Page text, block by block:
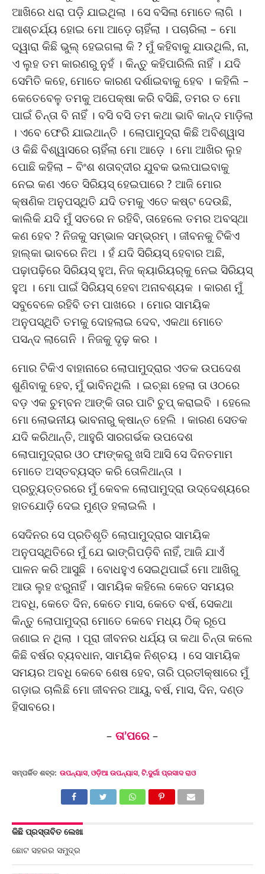
ଆଖିରେ ଧରା ପଡ଼ି ଯାଇଥିଲା । ସେ ବସିଲା ମୋତେ ଲାଗି ।
ଆଶ୍ଚର୍ଯ୍ୟ ହୋଇ ମୋ ଆଡ଼େ ଚାହିଁଲା । ପଚାରିଲା – ମୋ
ଦ୍ୱାରା କିଛି ଭୁଲ୍ ହେଇଗଲା କି ? ମୁଁ କହିବାକୁ ଯାଉଥିଲି, ନା,
ଏ ଲୁହ ତମ କାରଣରୁ ନୁହଁ । କିନ୍ତୁ କହିପାରିଲି ନାହିଁ । ଯଦି
ସେମିତି କହେ, ମୋତେ କାରଣ ଦର୍ଶାଇବାକୁ ହେବ । କହିଲି –
କେତେବେଳୁ ତମକୁ ଅପେକ୍ଷା କରି ବସିଛି, ତମର ତ ମୋ
ପାଇଁ ଚିନ୍ତା ବି ନାହିଁ । ବସି ବସି ତମ କଥା ଭାବି କାନ୍ଦ ମାଡ଼ିଲା
। ଏବେ ଫେରି ଯାଇଥାନ୍ତି । ଲୋପାମୁଦ୍ରା କିଛି ଅବିଶ୍ୱାସ
ଓ କିଛି ବିଶ୍ୱାସରେ ଚାହିଁଲା ମୋ ଆଡ଼େ । ମୋ ଆଖିର ଲୁହ
ପୋଛି କହିଲା – ବିଂଶ ଶତାବ୍ଦୀର ଯୁବକ ଭଲପାଇବାକୁ
ନେଇ କଣ ଏତେ ସିରିୟସ୍ ହେଇପାରେ ? ଆଜି ମୋର
କ୍ଷଣିକ ଅନୁପସ୍ଥିତି ଯଦି ତମକୁ ଏତେ କଷ୍ଟ ଦେଉଛି,
କାଲିକି ଯଦି ମୁଁ ସତରେ ନ ରହିବି, ତାହେଲେ ତମର ଅବସ୍ଥା
କଣ ହେବ ? ନିଜକୁ ସମ୍ଭାଳ ସମ୍ଭ୍ରମ୍ । ଜୀବନକୁ ଟିକିଏ
ହାଲ୍କା ଭାବରେ ନିଅ । ହଁ ଯଦି ସିରିୟସ୍ ହେବାର ଅଛି,
ପଢ଼ାପଢ଼ିରେ ସିରିୟସ୍ ହୁଅ, ନିଜ କ୍ୟାରିୟର୍‌କୁ ନେଇ ସିରିୟସ୍
ହୁଅ । ମୋ ପାଇଁ ସିରିୟସ୍ ହେବା ଅନାବଶ୍ୟକ । କାରଣ ମୁଁ
ସବୁବେଳେ ରହିବି ତମ ପାଖରେ । ମୋର ସାମୟିକ
ଅନୁପସ୍ଥିତି ତମକୁ ଦୋହଲାଇ ଦେବ, ଏକଥା ମୋତେ
ପସନ୍ଦ ଲାଗେନି । ନିଜକୁ ଦୃଢ଼ କର ।
ମୋର ଟିକିଏ ବାହାନାରେ ଲୋପାମୁଦ୍ରାର ଏତକ ଉପଦେଶ
ଶୁଣିବାକୁ ହେବ, ମୁଁ ଭାବିନଥିଲି । ଇଚ୍ଛା ହେଲା ତା ଓଠରେ
ବଡ଼ ଏକ ଚୁମ୍ବନ ଆଙ୍କି ତାର ପାଟି ଚୁପ୍ କରାଇବି । ହେଲେ
ମୋ ଲୋଭନୀୟ ଭାବନାରୁ କ୍ଷାନ୍ତ ହେଲି । କାରଣ ସେତକ
ଯଦି କରିଥାନ୍ତି, ଆହୁରି ସାରଗର୍ଭକ ଉପଦେଶ
ଲୋପାମୁଦ୍ରାର ଓଠ ଫାଙ୍କରୁ ଖସି ଆସି ସେ ଦିନତମାମ
ମୋତେ ଅସ୍ତବ୍ୟସ୍ତ କରି ତୋଳିଥାନ୍ତା ।
ପ୍ରତ୍ୟୁତ୍ତରରେ ମୁଁ କେବଳ ଲୋପାମୁଦ୍ରା ଉଦ୍ଦେଶ୍ୟରେ
ହାତଯୋଡ଼ି ଦେଇ ମୁଣ୍ଡ ହଲାଇଲି ।
ସେଦିନର ସେ ପ୍ରତିଶୃତି ଲୋପାମୁଦ୍ରାର ସାମୟିକ
ଅନୁପସ୍ଥିତିରେ ମୁଁ ଯେ ଭାଙ୍ଗିପଡ଼ିବି ନାହିଁ, ଆଜି ଯାଏଁ
ପାଳନ କରି ଆସୁଛି । ବୋଧହୁଏ ସେଇଥିପାଇଁ ମୋ ଆଖିରୁ
ଆଉ ଲୁହ ଝରୁନାହିଁ । ସାମୟିକ କହିଲେ କେତେ ସମୟର
ଅବଧି, କେତେ ଦିନ, କେତେ ମାସ, କେତେ ବର୍ଷ, ସେକଥା
କିନ୍ତୁ ଲୋପାମୁଦ୍ରା ମୋତେ କେବେ ମଧ୍ୟ ଠିକ୍ ରୂପେ
ଜଣାଇ ନ ଥିଲା । ପୂରା ଜୀବନର ଧର୍ଯ୍ୟ ତା କଥା ଚିନ୍ତା କଲେ
କିଛି ବର୍ଷର ବ୍ୟବଧାନ, ସାମୟିକ ନିଶ୍ଚୟ । ସେ ସାମୟିକ
ସମୟର ଅବଧି କେବେ ଶେଷ ହେବ, ତାରି ପ୍ରତୀକ୍ଷାରେ ମୁଁ
ଗଡ଼ାଇ ଚାଲିଛି ମୋ ଜୀବନର ଆୟୁ, ବର୍ଷ, ମାସ, ଦିନ, ଦଣ୍ଡ
ହିସାବରେ।
–ତା’ପରେ–
ସମ୍ପର୍କିତ ଶବ୍ଦ: ଉପନ୍ୟାସ, ଓଡ଼ିଆ ଉପନ୍ୟାସ, ଟି.ଦୁର୍ଗା ପ୍ରସାଦ ରାଓ
କିଛି ପ୍ରସ୍ତାବିତ ଲେଖା
ଛୋଟ ସହରର ସମୁଦ୍ର